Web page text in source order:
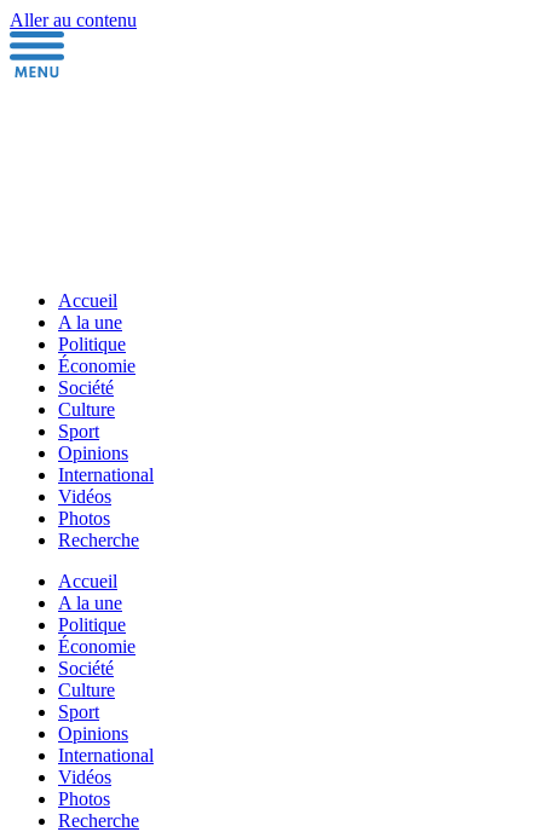
Aller au contenu
Accueil
A la une
Politique
Économie
Société
Culture
Sport
Opinions
International
Vidéos
Photos
Recherche
Accueil
A la une
Politique
Économie
Société
Culture
Sport
Opinions
International
Vidéos
Photos
Recherche